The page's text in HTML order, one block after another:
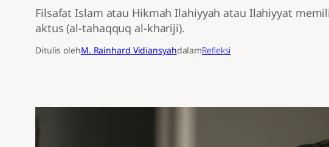
Filsafat Islam atau Hikmah Ilahiyyah atau Ilahiyyat
aktus (al-tahaqquq al-khariji).
Ditulis olehM. Rainhard VidiansyahdalamRefleksi